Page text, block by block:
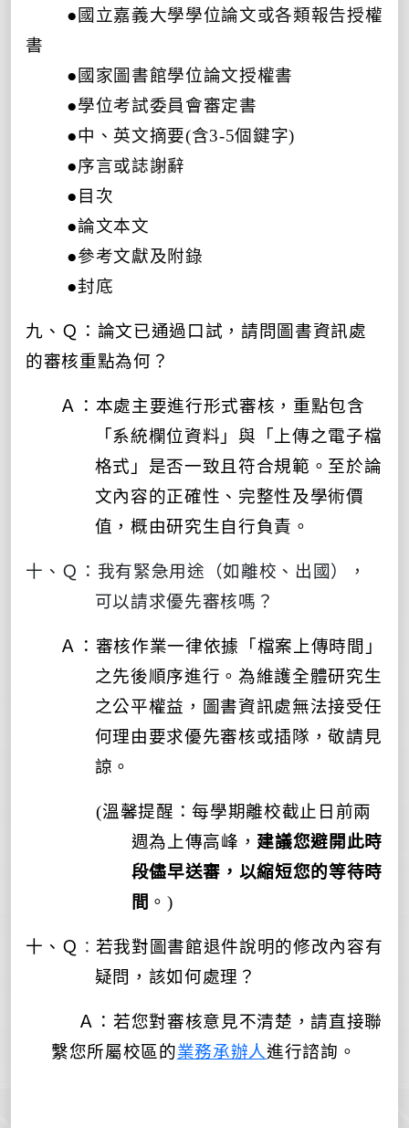
●國立嘉義大學學位論文或各類報告授權
書
●國家圖書館學位論文授權書
●學位考試委員會審定書
●中、英文摘要(含3-5個鍵字)
●序言或誌謝辭
● 目次
●論文本文
●參考文獻及附錄
●封底
九、Ｑ：論文已通過口試，請問圖書資訊處
的審核重點為何？
Ａ：本處主要進行形式審核，重點包含
「系統欄位資料」與「上傳之電子檔
格式」是否一致且符合規範。至於論
文內容的正確性、完整性及學術價
值，概由研究生自行負責。
十、Ｑ：我有緊急用途（如離校、出國），
可以請求優先審核嗎？
Ａ：審核作業一律依據「檔案上傳時間」
之先後順序進行。為維護全體研究生
之公平權益，圖書資訊處無法接受任
何理由要求優先審核或插隊，敬請見
諒。
(溫馨提醒：每學期離校截止日前兩
週為上傳高峰， 建議您避開此時
段儘早送審，以縮短您的等待時
間 。)
十、 Ｑ ： 若我對圖書館退件說明的修改內容有
疑問，該如何處理？
Ａ：若您對審核意見不清楚，請直接聯
繫您所屬校區的業務承辦人進行諮詢 。